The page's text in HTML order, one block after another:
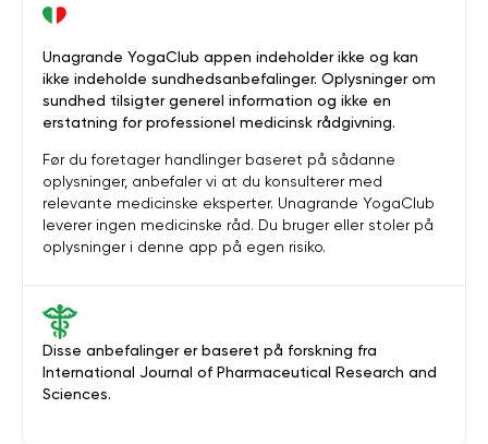
Disse anbefalinger er baseret på forskning fra
International Journal of Pharmaceutical Research and
Sciences.
Unagrande YogaClub appen indeholder ikke og kan
ikke indeholde sundhedsanbefalinger. Oplysninger om
sundhed tilsigter generel information og ikke en
erstatning for professionel medicinsk rådgivning.
Før du foretager handlinger baseret på sådanne
oplysninger, anbefaler vi at du konsulterer med
relevante medicinske eksperter. Unagrande YogaClub
leverer ingen medicinske råd. Du bruger eller stoler på
oplysninger i denne app på egen risiko.